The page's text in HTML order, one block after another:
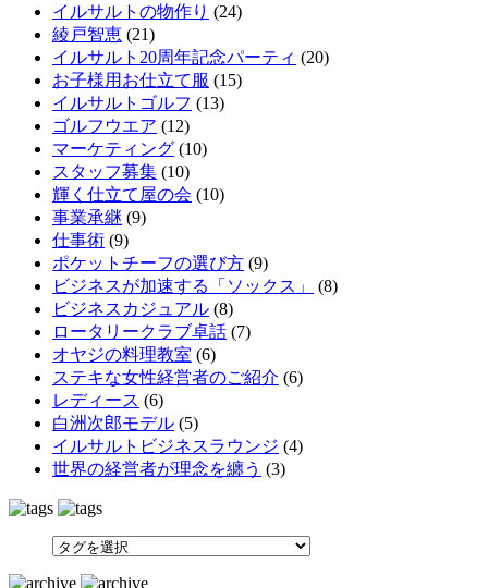
イルサルトの物作り (24)
綾戸智恵 (21)
イルサルト20周年記念パーティ (20)
お子様用お仕立て服 (15)
イルサルトゴルフ (13)
ゴルフウエア (12)
マーケティング (10)
スタッフ募集 (10)
輝く仕立て屋の会 (10)
事業承継 (9)
仕事術 (9)
ポケットチーフの選び方 (9)
ビジネスが加速する「ソックス」
(8)
ビジネスカジュアル (8)
ロータリークラブ卓話 (7)
オヤジの料理教室 (6)
ステキな女性経営者のご紹介 (6)
レディース (6)
白洲次郎モデル (5)
イルサルトビジネスラウンジ (4)
世界の経営者が理念を纏う (3)